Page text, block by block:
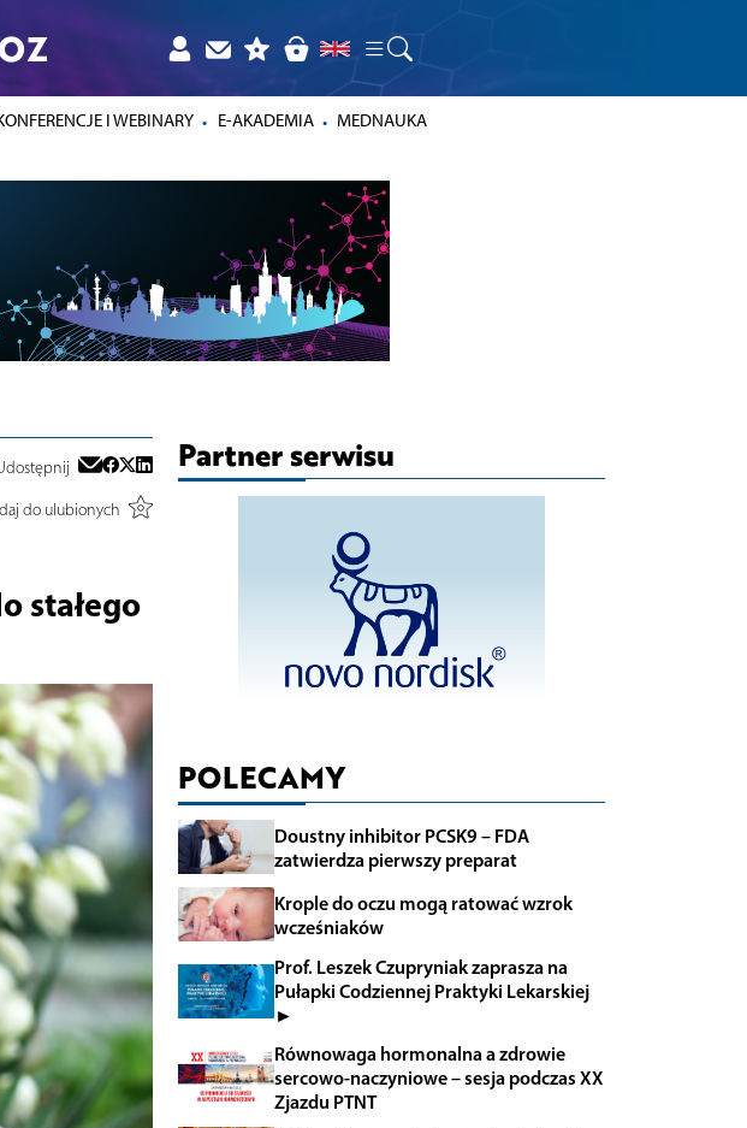
I WEBINARY E-AKADEMIA MEDNAUKA
do ulubionych
stałego
Partner serwisu
POLECAMY
Doustny inhibitor PCSK9 – FDA
zatwierdza pierwszy preparat
Krople do oczu mogą ratować wzrok
wcześniaków
Prof. Leszek Czupryniak zaprasza na
Pułapki Codziennej Praktyki Lekarskiej
►
Równowaga hormonalna a zdrowie
sercowo-naczyniowe – sesja podczas XX
Zjazdu PTNT